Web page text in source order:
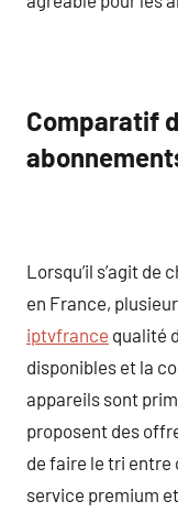
Comparatif
Lorsqu’il s’agit de
en France,
iptvfrance qualité
disponibles et la
appareils sont
proposent des
de faire le tri
service premium